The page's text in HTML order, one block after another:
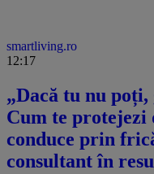
smartliving.ro
12:17
„Dacă tu nu
Cum te protejezi
conduce prin
consultant în